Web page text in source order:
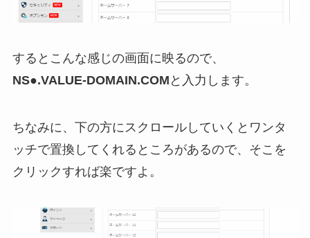
するとこんな感じの画面に映るので、
NS●.VALUE-DOMAIN.COM と入力します。
ちなみに、下の方にスクロールしていくとワンタ
ッチで置換してくれるところがあるので、そこを
クリックすれば楽ですよ。